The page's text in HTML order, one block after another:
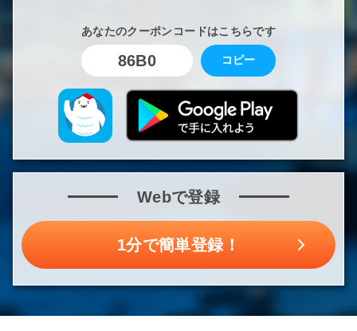
あなたのクーポンコードはこちらです
86B0 コピー
Webで登録
1分で簡単登録！